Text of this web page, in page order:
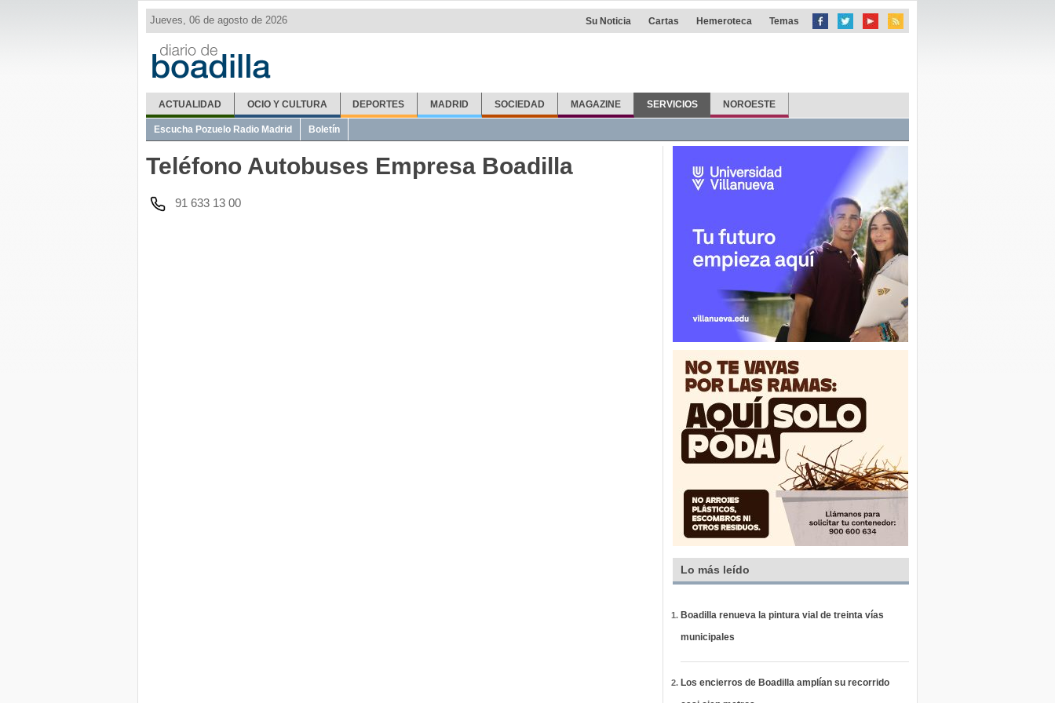
Jueves, 06 de agosto de 2026 Su Noticia Cartas Hemeroteca Temas
ACTUALIDAD OCIO Y CULTURA DEPORTES MADRID SOCIEDAD MAGAZINE SERVICIOS
El Tiempo Metro Ligero Misas Teléfonos
NOROESTE
Escucha Pozuelo Radio Madrid Boletín
Teléfono Autobuses Empresa Boadilla
91 633 13 00
Lo más leído
Boadilla renueva la pintura vial de treinta vías
municipales
Los encierros de Boadilla amplían su recorrido